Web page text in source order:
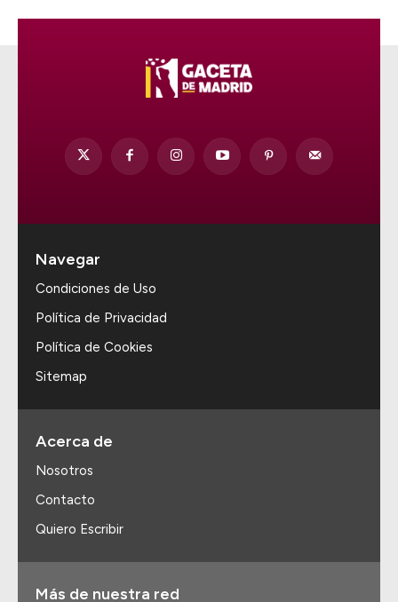
Navegar
Condiciones de Uso
Política de Privacidad
Política de Cookies
Sitemap
Acerca de
Nosotros
Contacto
Quiero Escribir
Más de nuestra red